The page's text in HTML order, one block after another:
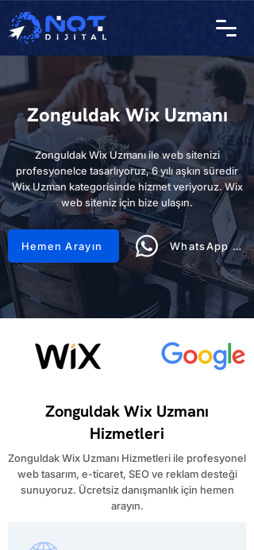
Zonguldak Wix Uzmanı
Zonguldak Wix Uzmanı ile web sitenizi
profesyonelce tasarlıyoruz, 6 yılı aşkın süredir
Wix Uzman kategorisinde hizmet veriyoruz. Wix
web siteniz için bize ulaşın.
Hemen Arayın WhatsApp Hattı
Zonguldak Wix Uzmanı
Hizmetleri
Zonguldak Wix Uzmanı Hizmetleri ile profesyonel
web tasarım, e-ticaret, SEO ve reklam desteği
sunuyoruz. Ücretsiz danışmanlık için hemen
arayın.